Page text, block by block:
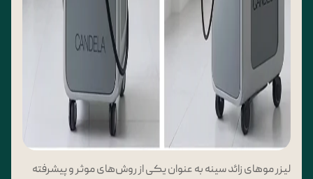
لیزر موهای زائد سینه به عنوان یکی از روش‌های موثر و پیشرفته